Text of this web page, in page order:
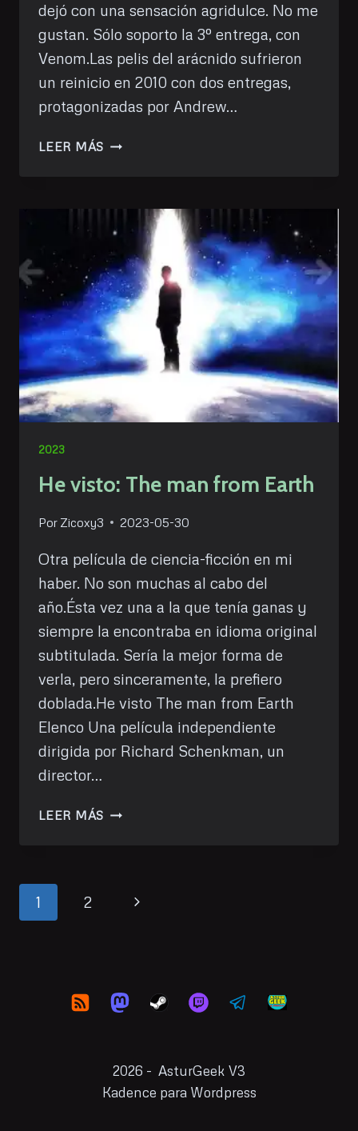
dejó con una sensación agridulce. No me
gustan. Sólo soporto la 3º entrega, con
Venom.Las pelis del arácnido sufrieron
un reinicio en 2010 con dos entregas,
protagonizadas por Andrew…
LEER MÁS HE
HOME
2023
He visto: The man from Earth
Por Zicoxy3 2023-05-30
Otra película de ciencia-ficción en mi
haber. No son muchas al cabo del
año.Ésta vez una a la que tenía ganas y
siempre la encontraba en idioma original
subtitulada. Sería la mejor forma de
verla, pero sinceramente, la prefiero
doblada.He visto The man from Earth
Elenco Una película independiente
dirigida por Richard Schenkman, un
director…
LEER MÁS HE
EARTH
Navegación
1 2
Siguiente
2026 - AsturGeek V3
Kadence para Wordpress